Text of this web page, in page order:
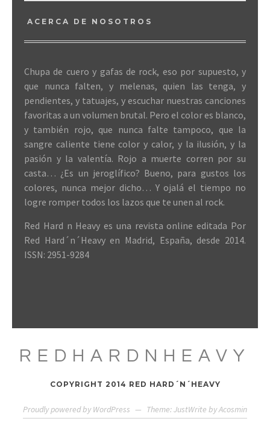
ACERCA DE NOSOTROS
Chupa de cuero y gafas de rock, eso por supuesto, y
que nunca falten, y melenas, quien las tenga, y
pendientes, y tatuajes, y escuchar nuestras canciones
favoritas a un volumen brutal. Pero el color es blanco,
y también rojo, que nunca falte tampoco, que la
sangre caliente tiene color y calor, y la ilusión, y la
pasión y la valentía. Rojo a muerte corren por su
casta… ¿Es un jeroglífico? Bueno, para gustos los
colores, nunca mejor dicho… Y ojalá el tiempo no
logre romper todos los lazos que te unen al rock.
Red Hard n Heavy es una revista online editada Por
Red Hard´n´Heavy en Madrid, España, desde 2014.
ISSN: 2951-9284
REDHARDNHEAVY
COPYRIGHT 2014 RED HARD´N´HEAVY
Proudly powered by WordPress — Theme: JustWrite byAcosmin